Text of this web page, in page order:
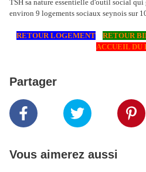
TSH sa nature essentielle d'outil social
environ 9 logements sociaux seynois sur
RETOUR LOGEMENT RETOUR
ACCUEIL DU
Partager
Vous aimerez aussi